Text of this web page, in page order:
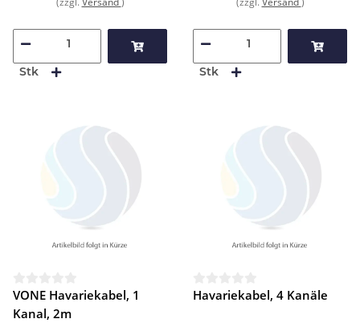
Stk Stk
VONE Havariekabel, 1
Kanal, 2m
Havariekabel, 4 Kanäle